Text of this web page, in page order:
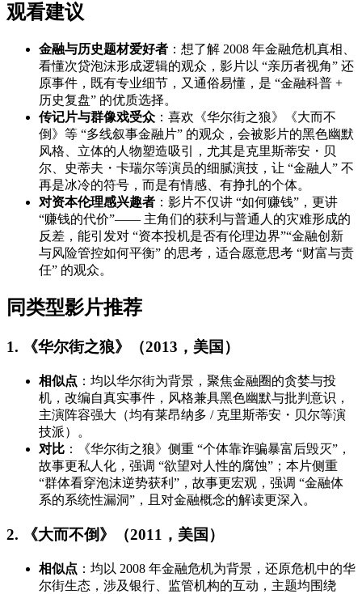
观看建议
金融与历史题材爱好者 ：想了解 2008 年金融危机真相、
看懂次贷泡沫形成逻辑的观众，影片以 “亲历者视角” 还
原事件，既有专业细节，又通俗易懂，是 “金融科普 +
历史复盘” 的优质选择。
传记片与群像戏受众 ：喜欢《华尔街之狼》《大而不
倒》等 “多线叙事金融片” 的观众，会被影片的黑色幽默
风格、立体的人物塑造吸引，尤其是克里斯蒂安・贝
尔、史蒂夫・卡瑞尔等演员的细腻演技，让 “金融人” 不
再是冰冷的符号，而是有情感、有挣扎的个体。
对资本伦理感兴趣者 ：影片不仅讲 “如何赚钱”，更讲
“赚钱的代价”—— 主角们的获利与普通人的灾难形成的
反差，能引发对 “资本投机是否有伦理边界”“金融创新
与风险管控如何平衡” 的思考，适合愿意思考 “财富与责
任” 的观众。
同类型影片推荐
1. 《华尔街之狼》（2013，美国）
相似点 ：均以华尔街为背景，聚焦金融圈的贪婪与投
机，改编自真实事件，风格兼具黑色幽默与批判意识，
主演阵容强大（均有莱昂纳多 / 克里斯蒂安・贝尔等演
技派）。
对比 ：《华尔街之狼》侧重 “个体靠诈骗暴富后毁灭”，
故事更私人化，强调 “欲望对人性的腐蚀”；本片侧重
“群体看穿泡沫逆势获利”，故事更宏观，强调 “金融体
系的系统性漏洞”，且对金融概念的解读更深入。
2. 《大而不倒》（2011，美国）
相似点 ：均以 2008 年金融危机为背景，还原危机中的华
尔街生态，涉及银行、监管机构的互动，主题均围绕